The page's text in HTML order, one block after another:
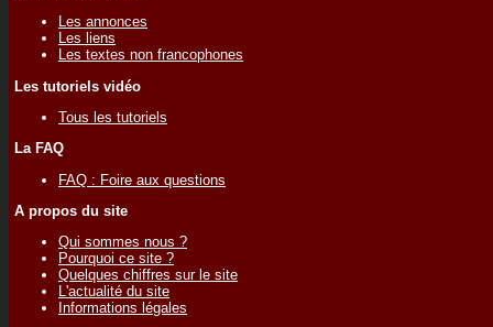
Les annonces
Les liens
Les textes non francophones
Les tutoriels vidéo
Tous les tutoriels
La FAQ
FAQ : Foire aux questions
A propos du site
Qui sommes nous ?
Pourquoi ce site ?
Quelques chiffres sur le site
L'actualité du site
Informations légales